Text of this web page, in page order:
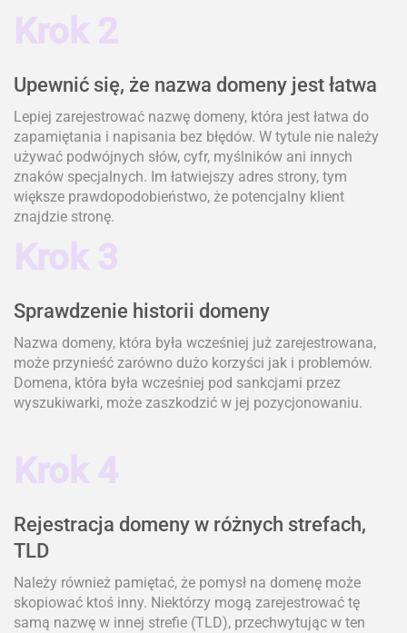
Krok 2
Upewnić się, że nazwa domeny jest łatwa
Lepiej zarejestrować nazwę domeny, która jest łatwa do
zapamiętania i napisania bez błędów. W tytule nie należy
używać podwójnych słów, cyfr, myślników ani innych
znaków specjalnych. Im łatwiejszy adres strony, tym
większe prawdopodobieństwo, że potencjalny klient
znajdzie stronę.
Krok 3
Sprawdzenie historii domeny
Nazwa domeny, która była wcześniej już zarejestrowana,
może przynieść zarówno dużo korzyści jak i problemów.
Domena, która była wcześniej pod sankcjami przez
wyszukiwarki, może zaszkodzić w jej pozycjonowaniu.
Krok 4
Rejestracja domeny w różnych strefach,
TLD
Należy również pamiętać, że pomysł na domenę może
skopiować ktoś inny. Niektórzy mogą zarejestrować tę
samą nazwę w innej strefie (TLD), przechwytując w ten